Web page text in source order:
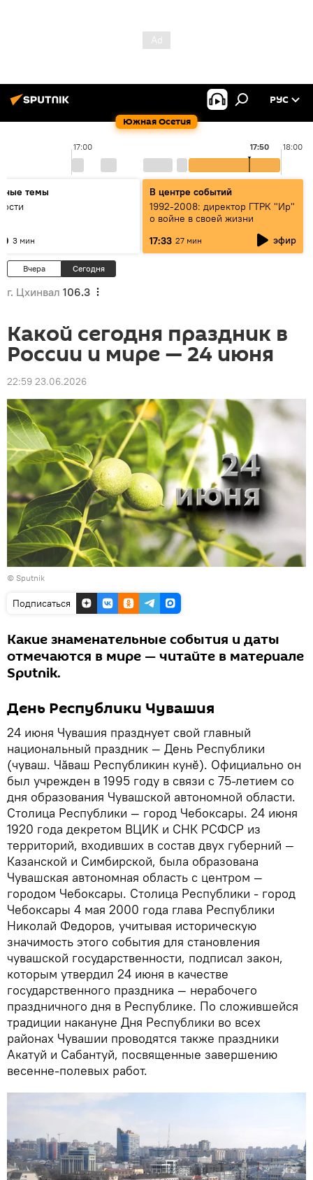
Южная Осетия
РУС
17:00 18:00
17:50
темы
3 мин
В центре событий
1992-2008: директор ГТРК "Ир"
о войне в своей жизни
17:33 27 мин эфир
Вчера Сегодня
г. Цхинвал 106.3
Какой сегодня праздник в
России и мире — 24 июня
22:59 23.06.2026
© Sputnik
Подписаться
Какие знаменательные события и даты
отмечаются в мире — читайте в материале
Sputnik.
День Республики Чувашия
24 июня Чувашия празднует свой главный
национальный праздник — День Республики
(чуваш. Чăваш Республикин кунĕ). Официально он
был учрежден в 1995 году в связи с 75-летием со
дня образования Чувашской автономной области.
Столица Республики — город Чебоксары. 24 июня
1920 года декретом ВЦИК и СНК РСФСР из
территорий, входивших в состав двух губерний —
Казанской и Симбирской, была образована
Чувашская автономная область с центром —
городом Чебоксары. Столица Республики - город
Чебоксары 4 мая 2000 года глава Республики
Николай Федоров, учитывая историческую
значимость этого события для становления
чувашской государственности, подписал закон,
которым утвердил 24 июня в качестве
государственного праздника — нерабочего
праздничного дня в Республике. По сложившейся
традиции накануне Дня Республики во всех
районах Чувашии проводятся также праздники
Акатуй и Сабантуй, посвященные завершению
весенне-полевых работ.